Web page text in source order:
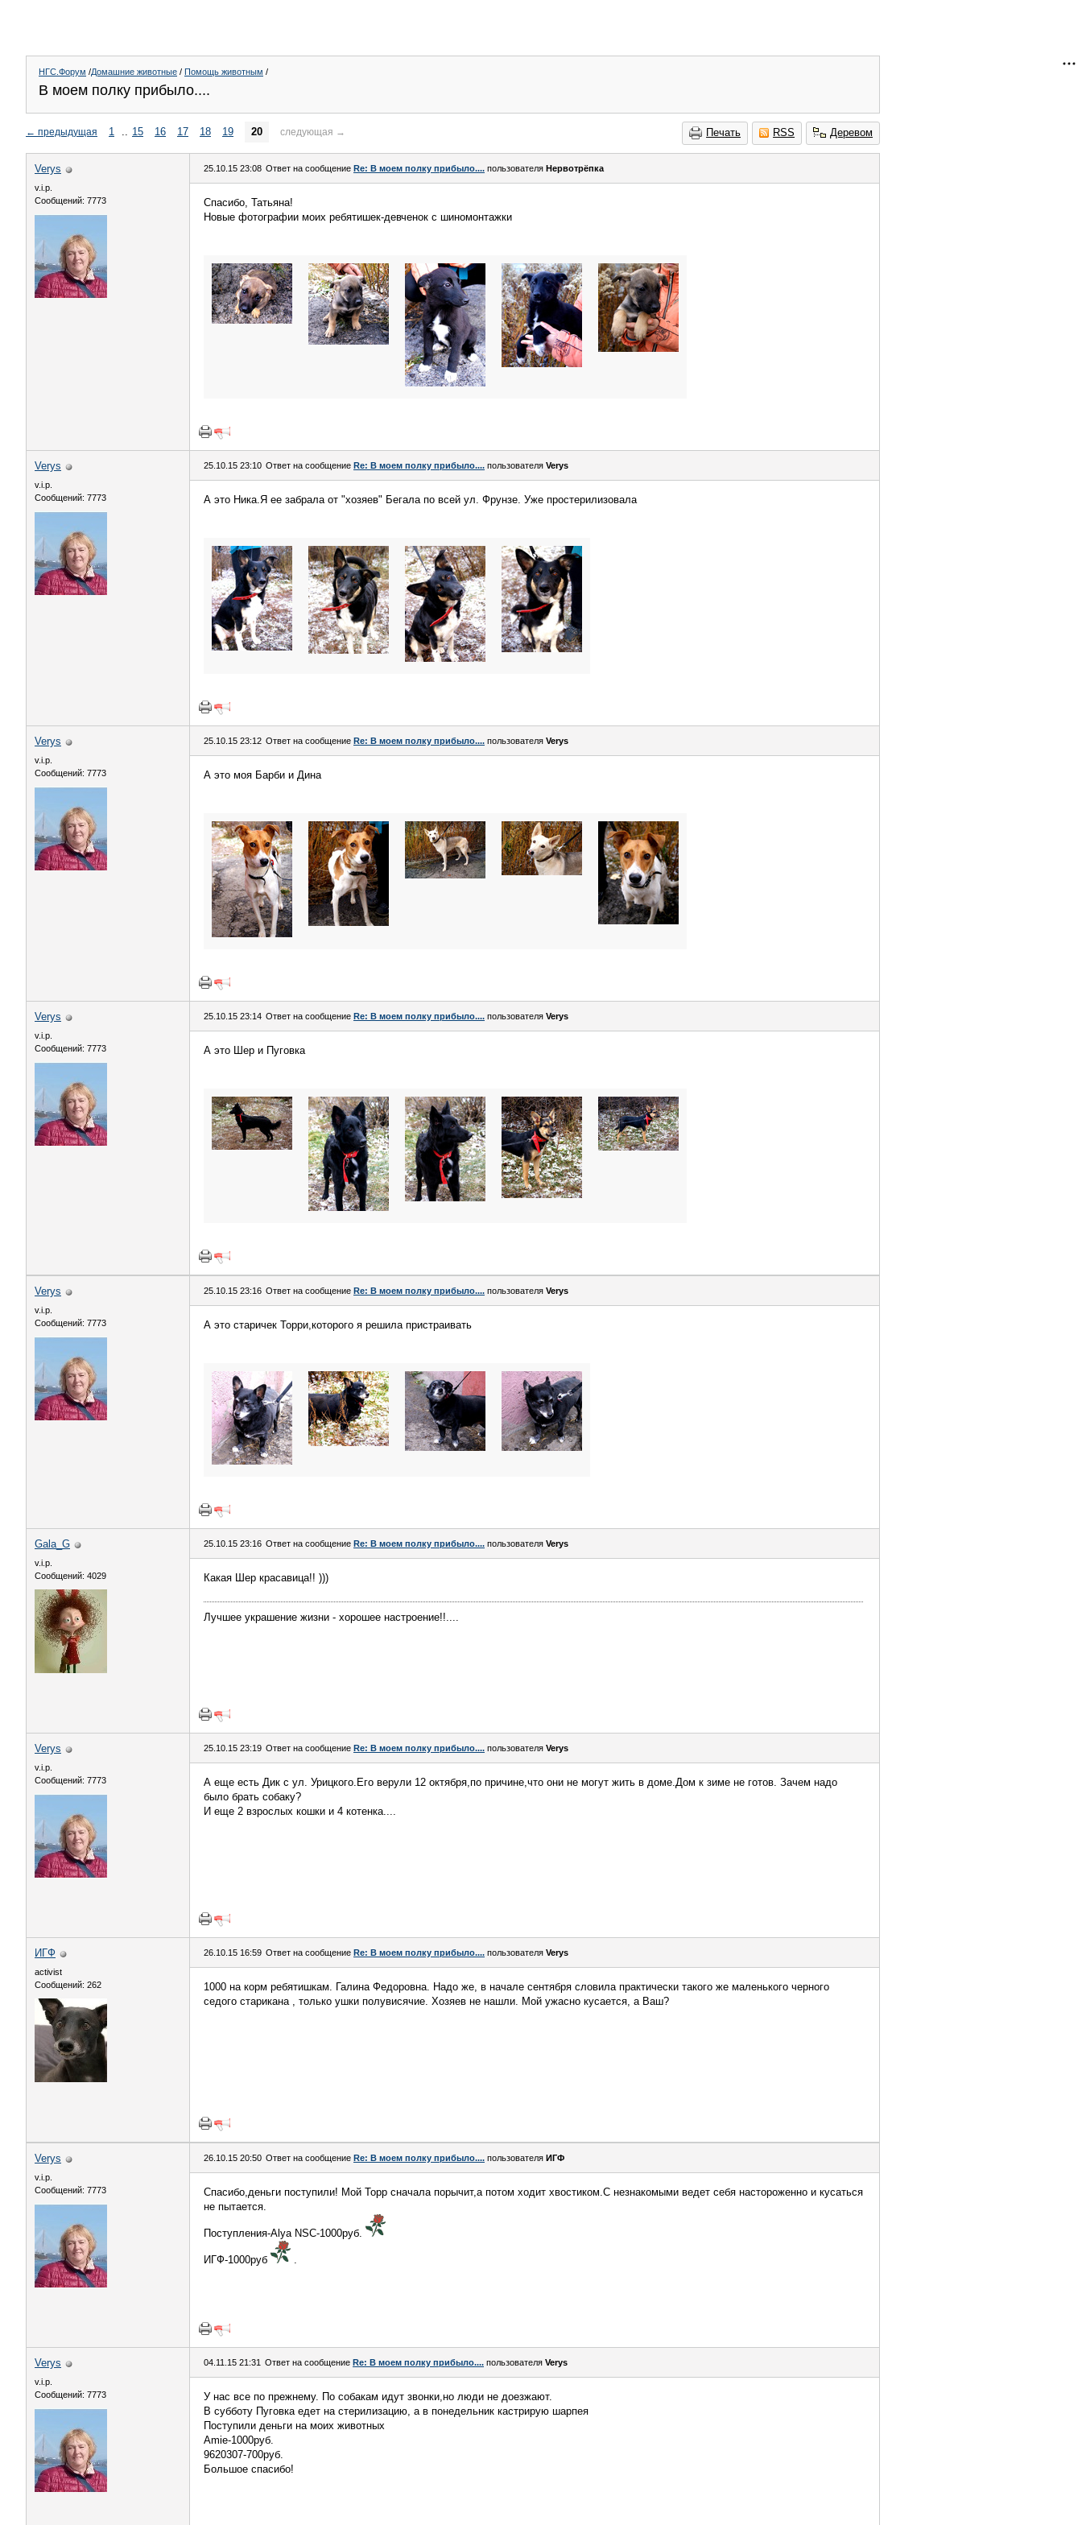
НГС.Форум /Домашние животные / Помощь животным /
В моем полку прибыло....
Печать RSS Деревом
← предыдущая 1 .. 15 16 17 18 19 20 следующая →
Verys
v.i.p.
Сообщений: 7773
25.10.15 23:08 Ответ на сообщение Re: В моем полку прибыло.... пользователя Нервотрёпка
Спасибо, Татьяна!
Новые фотографии моих ребятишек-девченок с шиномонтажки
Verys
v.i.p.
Сообщений: 7773
25.10.15 23:10 Ответ на сообщение Re: В моем полку прибыло.... пользователя Verys
А это Ника.Я ее забрала от "хозяев" Бегала по всей ул. Фрунзе. Уже простерилизовала
Verys
v.i.p.
Сообщений: 7773
25.10.15 23:12 Ответ на сообщение Re: В моем полку прибыло.... пользователя Verys
А это моя Барби и Дина
Verys
v.i.p.
Сообщений: 7773
25.10.15 23:14 Ответ на сообщение Re: В моем полку прибыло.... пользователя Verys
А это Шер и Пуговка
Verys
v.i.p.
Сообщений: 7773
25.10.15 23:16 Ответ на сообщение Re: В моем полку прибыло.... пользователя Verys
А это старичек Торри,которого я решила пристраивать
Gala_G
v.i.p.
Сообщений: 4029
25.10.15 23:16 Ответ на сообщение Re: В моем полку прибыло.... пользователя Verys
Какая Шер красавица!! )))
Лучшее украшение жизни - хорошее настроение!!....
Verys
v.i.p.
Сообщений: 7773
25.10.15 23:19 Ответ на сообщение Re: В моем полку прибыло.... пользователя Verys
А еще есть Дик с ул. Урицкого.Его верули 12 октября,по причине,что они не могут жить в доме.Дом к зиме не готов. Зачем надо
было брать собаку?
И еще 2 взрослых кошки и 4 котенка....
ИГФ
activist
Сообщений: 262
26.10.15 16:59 Ответ на сообщение Re: В моем полку прибыло.... пользователя Verys
1000 на корм ребятишкам. Галина Федоровна. Надо же, в начале сентября словила практически такого же маленького черного
седого старикана , только ушки полувисячие. Хозяев не нашли. Мой ужасно кусается, а Ваш?
Verys
v.i.p.
Сообщений: 7773
26.10.15 20:50 Ответ на сообщение Re: В моем полку прибыло.... пользователя ИГФ
Спасибо,деньги поступили! Мой Торр сначала порычит,а потом ходит хвостиком.С незнакомыми ведет себя настороженно и кусаться
не пытается.
Поступления-Alya NSC-1000руб.
ИГФ-1000руб .
Verys
v.i.p.
Сообщений: 7773
04.11.15 21:31 Ответ на сообщение Re: В моем полку прибыло.... пользователя Verys
У нас все по прежнему. По собакам идут звонки,но люди не доезжают.
В субботу Пуговка едет на стерилизацию, а в понедельник кастрирую шарпея
Поступили деньги на моих животных
Amie-1000руб.
9620307-700руб.
Большое спасибо!